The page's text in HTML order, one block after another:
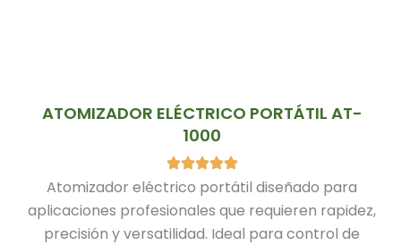
ATOMIZADOR ELÉCTRICO PORTÁTIL AT-
1000
Atomizador eléctrico portátil diseñado para
aplicaciones profesionales que requieren rapidez,
precisión y versatilidad. Ideal para control de